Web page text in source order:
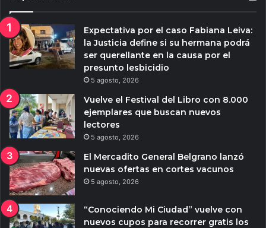
Expectativa por el caso Fabiana Leiva:
la Justicia define si su hermana podrá
ser querellante en la causa por el
presunto lesbicidio
5 agosto, 2026
Vuelve el Festival del Libro con 8.000
ejemplares que buscan nuevos
lectores
5 agosto, 2026
El Mercadito General Belgrano lanzó
nuevas ofertas en cortes vacunos
5 agosto, 2026
“Conociendo Mi Ciudad” vuelve con
nuevos cupos para recorrer gratis los